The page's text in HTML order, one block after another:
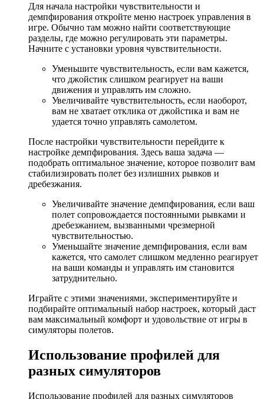
Для начала настройки чувствительности и
демпфирования откройте меню настроек управления в
игре. Обычно там можно найти соответствующие
разделы, где можно регулировать эти параметры.
Начните с установки уровня чувствительности.
Уменьшите чувствительность, если вам кажется,
что джойстик слишком реагирует на ваши
движения и управлять им сложно.
Увеличивайте чувствительность, если наоборот,
вам не хватает отклика от джойстика и вам не
удается точно управлять самолетом.
После настройки чувствительности перейдите к
настройке демпфирования. Здесь ваша задача —
подобрать оптимальное значение, которое позволит вам
стабилизировать полет без излишних рывков и
дребезжания.
Увеличивайте значение демпфирования, если ваш
полет сопровождается постоянными рывками и
дребезжанием, вызванными чрезмерной
чувствительностью.
Уменьшайте значение демпфирования, если вам
кажется, что самолет слишком медленно реагирует
на ваши команды и управлять им становится
затруднительно.
Играйте с этими значениями, экспериментируйте и
подбирайте оптимальный набор настроек, который даст
вам максимальный комфорт и удовольствие от игры в
симуляторы полетов.
Использование профилей для
разных симуляторов
Использование профилей для разных симуляторов